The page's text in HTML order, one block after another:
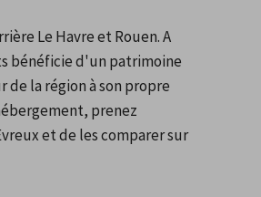
Le Havre et Rouen. A
bénéficie d'un patrimoine
de la région à son propre
prenez
et de les comparer sur